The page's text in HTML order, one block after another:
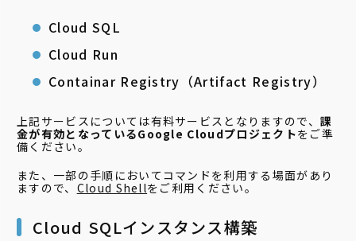
Cloud SQL
Cloud Run
Containar Registry（Artifact Registry）
上記サービスについては有料サービスとなりますので、 課
金が有効となっているGoogle Cloudプロジェクトをご準
備ください。
また、一部の手順においてコマンドを利用する場面があり
ますので、 Cloud Shellをご利用ください。
Cloud SQLインスタンス構築